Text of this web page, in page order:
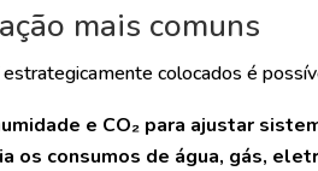
mais comuns
colocados é
e CO₂ para ajustar
os consumos de água, gás,